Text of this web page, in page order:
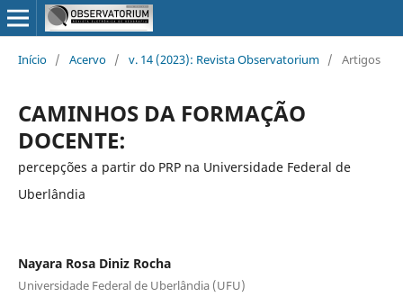
Início / Acervo / v. 14 (2023): Revista Observatorium / Artigos
CAMINHOS DA FORMAÇÃO
DOCENTE:
percepções a partir do PRP na Universidade Federal de
Uberlândia
Nayara Rosa Diniz Rocha
Universidade Federal de Uberlândia (UFU)